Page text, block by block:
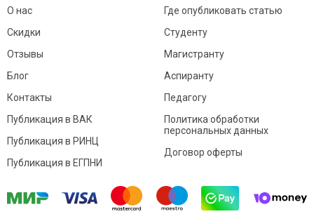
О нас
Скидки
Отзывы
Блог
Контакты
Где опубликовать статью
Студенту
Магистранту
Аспиранту
Педагогу
Публикация в ВАК
Публикация в РИНЦ
Публикация в ЕГПНИ
Политика обработки
персональных данных
Договор оферты